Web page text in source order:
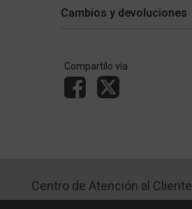
Cambios y devoluciones
Compartílo vía
Centro de Atención al Cliente